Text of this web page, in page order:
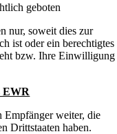
geboten
nur, soweit dies zur
ist oder ein berechtigtes
bzw. Ihre Einwilligung
EWR
Empfänger weiter, die
Drittstaaten haben.